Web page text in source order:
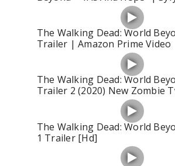
The Walking Dead: World
Trailer | Amazon Prime Video
The Walking Dead: World
Trailer 2 (2020) New Zombie
The Walking Dead: World
1 Trailer [Hd]